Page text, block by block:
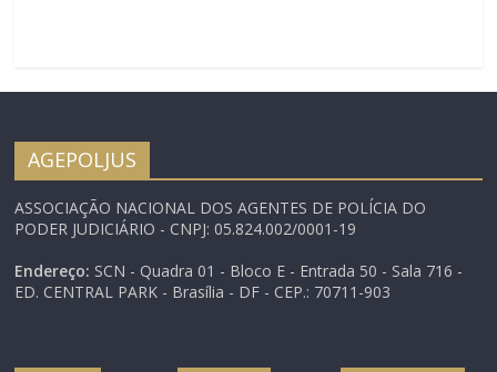
XI Seminário Nacional,
AGEPOLJUS. O Encontro
com os Gestores
acontece nas próximas
quarta (16) e quinta-feira
(17),…
AGEPOLJUS
ASSOCIAÇÃO NACIONAL DOS AGENTES DE POLÍCIA DO
PODER JUDICIÁRIO - CNPJ: 05.824.002/0001-19
Endereço: SCN - Quadra 01 - Bloco E - Entrada 50 - Sala 716 -
ED. CENTRAL PARK - Brasília - DF - CEP.: 70711-903